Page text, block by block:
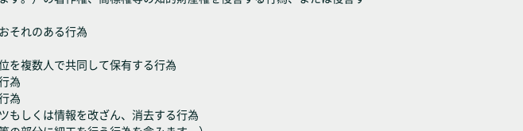
それのある行為
を複数人で共同して保有する行為
為
為
もしくは情報を改ざん、消去する行為